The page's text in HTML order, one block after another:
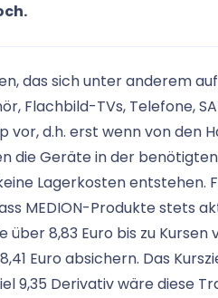
das sich unter anderem
Flachbild-TVs, Telefone,
vor, d.h. erst wenn von den
die Geräte in der
Lagerkosten entstehen.
MEDION-Produkte stets
über 8,83 Euro bis zu
Euro absichern. Das
9,35 Derivativ wäre diese